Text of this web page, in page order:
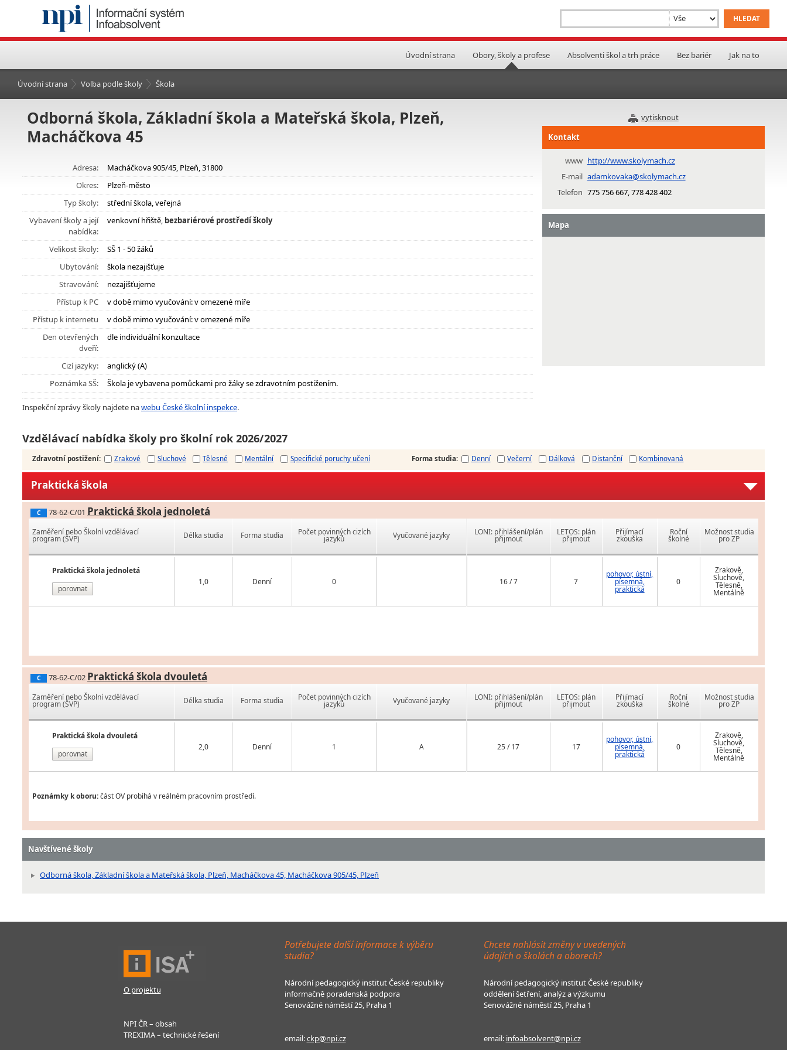
Úvodní strana Obory, školy a profese Absolventi škol a trh práce Bez bariér Jak na to
Úvodní strana Volba podle školy Škola
vytisknout
Odborná škola, Základní škola a Mateřská škola, Plzeň,
Macháčkova 45
Adresa:
Macháčkova 905/45, Plzeň, 31800
Okres:
Plzeň-město
Typ školy:
střední škola, veřejná
Vybavení školy a její
nabídka:
venkovní hřiště, bezbariérové prostředí školy
Velikost školy:
SŠ 1 - 50 žáků
Ubytování:
škola nezajišťuje
Stravování:
nezajišťujeme
Přístup k PC
v době mimo vyučování: v omezené míře
Přístup k internetu
v době mimo vyučování: v omezené míře
Den otevřených
dveří:
dle individuální konzultace
Cizí jazyky:
anglický (A)
Poznámka SŠ:
Škola je vybavena pomůckami pro žáky se zdravotním postižením.
Inspekční zprávy školy najdete nawebu České školní inspekce.
Kontakt
www http://www.skolymach.cz
E-mail adamkovaka@skolymach.cz
Telefon 775 756 667, 778 428 402
Mapa
Vzdělávací nabídka školy pro školní rok 2026/2027
Zdravotní postižení: Zrakové Sluchové Tělesné Mentální Specifické poruchy učení Forma studia: Denní Večerní Dálková Distanční Kombinovaná
Praktická škola
C 78-62-C/01 Praktická škola jednoletá
Zaměření nebo Školní vzdělávací
program (ŠVP)
Praktická škola jednoletá
porovnat
Délka studia Forma studia Počet povinných cizích
jazyků Vyučované jazyky
1,0 Denní 0
LONI: přihlášení/plán
přijmout
LETOS: plán
přijmout
Přijímací
zkouška
Roční
školné
Možnost studia
pro ZP
16 / 7 7
pohovor, ústní,
písemná,
praktická
0
Zrakově,
Sluchově,
Tělesně,
Mentálně
C 78-62-C/02 Praktická škola dvouletá
Zaměření nebo Školní vzdělávací
program (ŠVP)
Praktická škola dvouletá
porovnat
Délka studia Forma studia Počet povinných cizích
jazyků Vyučované jazyky
2,0 Denní 1 A
LONI: přihlášení/plán
přijmout
LETOS: plán
přijmout
Přijímací
zkouška
Roční
školné
Možnost studia
pro ZP
25 / 17 17
pohovor, ústní,
písemná,
praktická
0
Zrakově,
Sluchově,
Tělesně,
Mentálně
Poznámky k oboru:část OV probíhá v reálném pracovním prostředí.
Navštívené školy
Odborná škola, Základní škola a Mateřská škola, Plzeň, Macháčkova 45, Macháčkova 905/45, Plzeň
O projektu
NPI ČR – obsah
TREXIMA – technické řešení
Potřebujete další informace k výběru
studia?
Národní pedagogický institut České republiky
informačně poradenská podpora
Senovážné náměstí 25, Praha 1
email:ckp@npi.cz
Chcete nahlásit změny v uvedených
údajích o školách a oborech?
Národní pedagogický institut České republiky
oddělení šetření, analýz a výzkumu
Senovážné náměstí 25, Praha 1
email: infoabsolvent@npi.cz